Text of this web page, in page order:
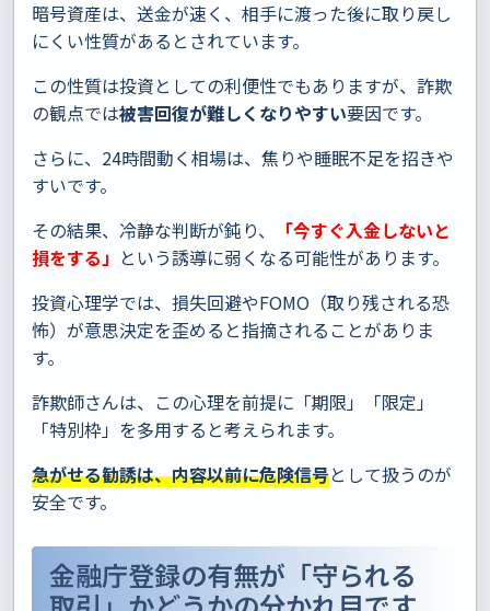
暗号資産は、送金が速く、相手に渡った後に取り戻し
にくい性質があるとされています。
この性質は投資としての利便性でもありますが、詐欺
の観点では被害回復が難しくなりやすい要因です。
さらに、24時間動く相場は、焦りや睡眠不足を招きや
すいです。
その結果、冷静な判断が鈍り、
「今すぐ入金しないと
損をする」 という誘導に弱くなる可能性があります。
投資心理学では、損失回避やFOMO（取り残される恐
怖）が意思決定を歪めると指摘されることがありま
す。
詐欺師さんは、この心理を前提に「期限」「限定」
「特別枠」を多用すると考えられます。
急がせる勧誘は、内容以前に危険信号として扱うのが
安全です。
金融庁登録の有無が「守られる